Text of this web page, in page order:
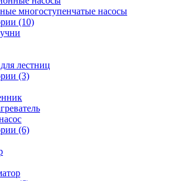
многоступенчатые насосы
(10)
лестниц
(3)
(6)